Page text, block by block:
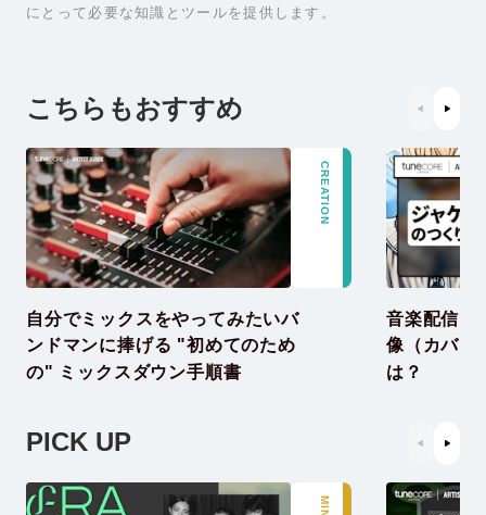
にとって必要な知識とツールを提供します。
こちらもおすすめ
CREATION
自分でミックスをやってみたいバ
ンドマンに捧げる "初めてのため
の" ミックスダウン手順書
音楽配信リ
像（カバー
は？
PICK UP